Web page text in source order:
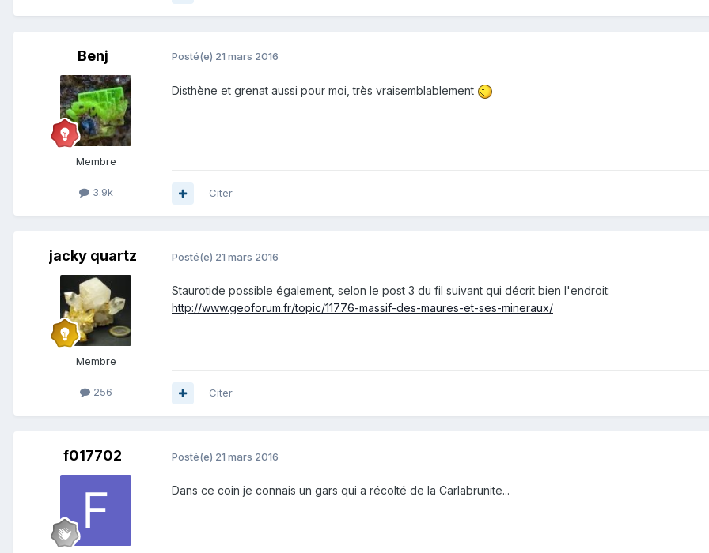
Benj
Membre
3.9k
Posté(e) 21 mars 2016
Disthène et grenat aussi pour moi, très vraisemblablement
Citer
jacky quartz
Membre
256
Posté(e) 21 mars 2016
Staurotide possible également, selon le post 3 du fil suivant qui décrit bien l'endroit:
http://www.geoforum.fr/topic/11776-massif-des-maures-et-ses-mineraux/
Citer
f017702 Posté(e) 21 mars 2016
Dans ce coin je connais un gars qui a récolté de la Carlabrunite...